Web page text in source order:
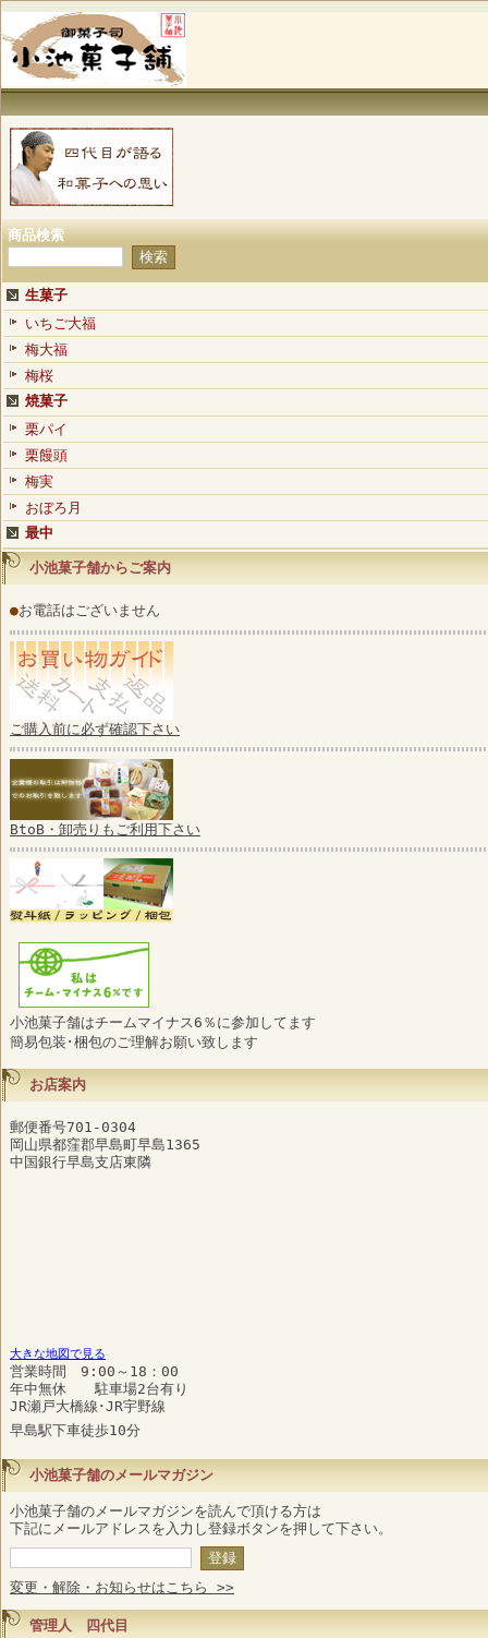
商品検索
生菓子
いちご大福
梅大福
梅桜
焼菓子
栗パイ
栗饅頭
梅実
おぼろ月
最中
小池菓子舗からご案内
●お電話はございません
ご購入前に必ず確認下さい
BtoB・卸売りもご利用下さい
小池菓子舗はチームマイナス6％に参加してます
簡易包装･梱包のご理解お願い致します
お店案内
郵便番号701-0304
岡山県都窪郡早島町早島1365
中国銀行早島支店東隣
大きな地図で見る
営業時間 9:00～18：00
年中無休 駐車場2台有り
JR瀬戸大橋線･JR宇野線
早島駅下車徒歩10分
小池菓子舗のメールマガジン
小池菓子舗のメールマガジンを読んで頂ける方は
下記にメールアドレスを入力し登録ボタンを押して下さい。
変更・解除・お知らせはこちら >>
管理人 四代目